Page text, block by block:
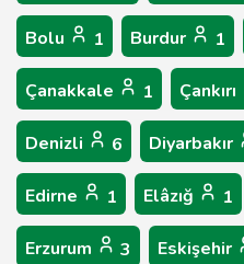
Bolu 1 Burdur 1
Çanakkale 1 Çankırı
Denizli 6 Diyarbakır
Edirne 1 Elâzığ 1
Erzurum 3 Eskişehir